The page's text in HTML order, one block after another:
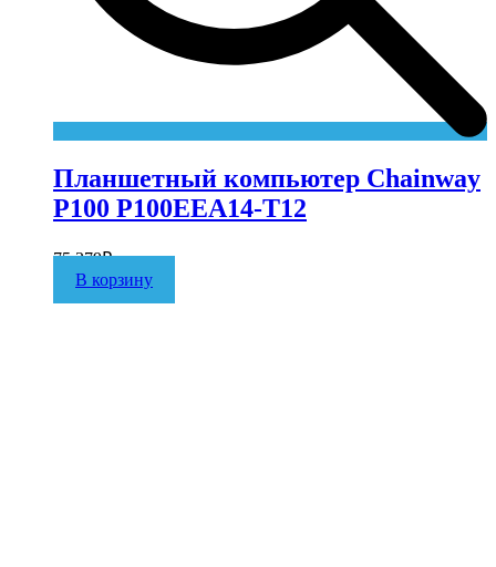
Планшетный компьютер Chainway
P100 P100EEA14-T12
75 379₽
В корзину